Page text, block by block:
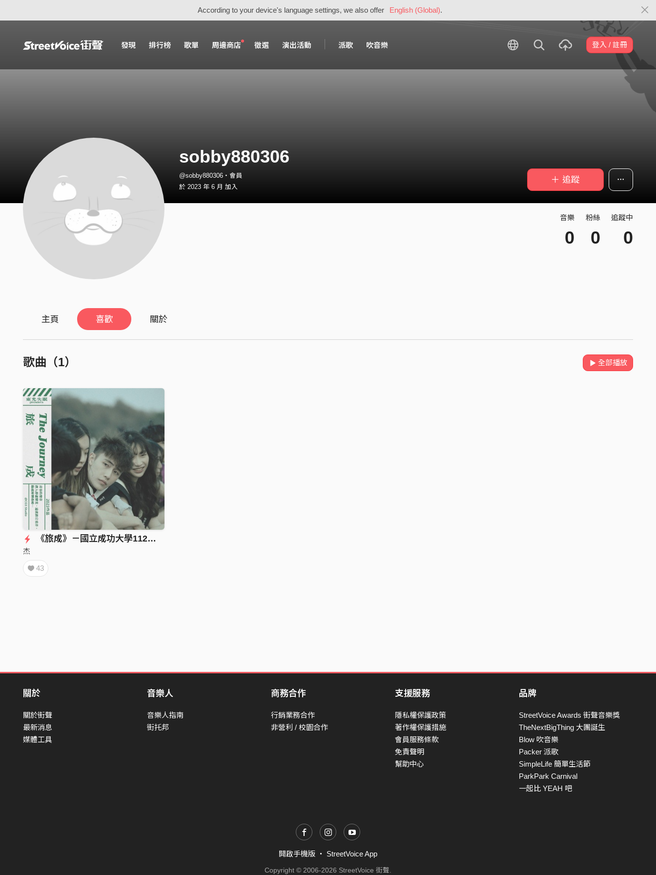
According to your device's language settings, we also offer English (Global).
發現 排行榜 歌單 周邊商店 徵選 演出活動 派歌 吹音樂 登入 / 註冊
sobby880306
@sobby880306・會員
於 2023 年 6 月 加入
＋ 追蹤
音樂
0
粉絲
0
追蹤中
0
主頁 喜歡 關於
歌曲（1） 全部播放
《旅成》－國立成功大學112級畢業歌
杰
43
關於
關於街聲
最新消息
媒體工具
音樂人
音樂人指南
街托邦
商務合作
行銷業務合作
非營利 / 校園合作
支援服務
隱私權保護政策
著作權保護措施
會員服務條款
免責聲明
幫助中心
品牌
StreetVoice Awards 街聲音樂獎
TheNextBigThing 大團誕生
Blow 吹音樂
Packer 派歌
SimpleLife 簡單生活節
ParkPark Carnival
一起比 YEAH 吧
開啟手機版 ・ StreetVoice App
Copyright © 2006-2026 StreetVoice 街聲.